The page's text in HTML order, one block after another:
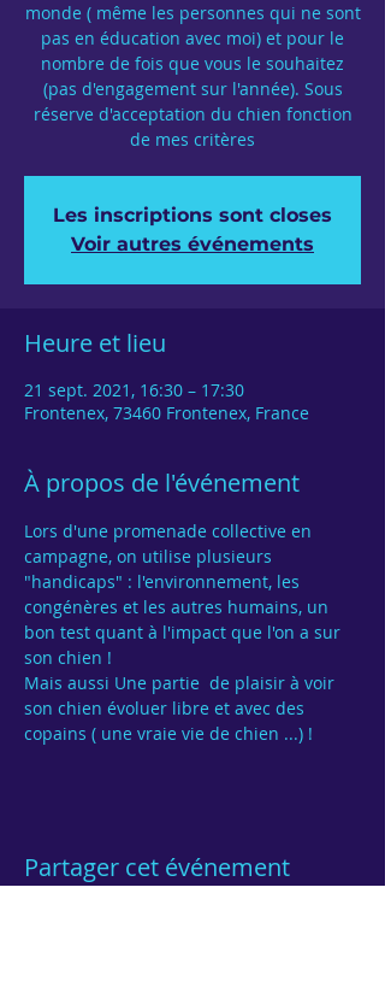
monde ( même les personnes qui ne sont
pas en éducation avec moi) et pour le
nombre de fois que vous le souhaitez
(pas d'engagement sur l'année). Sous
réserve d'acceptation du chien fonction
de mes critères
Les inscriptions sont closes
Voir autres événements
Heure et lieu
21 sept. 2021, 16:30 – 17:30
Frontenex, 73460 Frontenex, France
À propos de l'événement
Lors d'une promenade collective en
campagne, on utilise plusieurs
"handicaps" : l'environnement, les
congénères et les autres humains, un
bon test quant à l'impact que l'on a sur
Mais aussi Une partie  de plaisir à voir
son chien évoluer libre et avec des
Partager cet événement